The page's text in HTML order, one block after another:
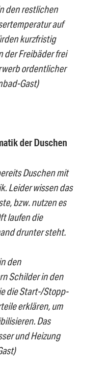
den restlichen
auf
kurzfristig
der Freibäder frei
ordentlicher
Gast)
der Duschen
Duschen mit
Leider wissen das
bzw. nutzen es
laufen die
drunter steht.
den
Schilder in den
die Start-/Stopp-
erklären, um
Das
und Heizung